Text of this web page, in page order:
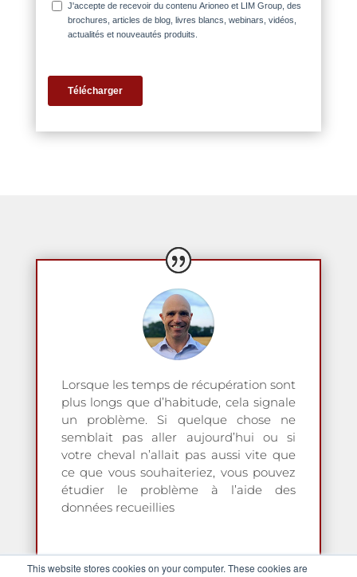
This website stores cookies on your computer. These cookies are
Lorsque les temps de récupération sont
plus longs que d’habitude, cela signale
un problème. Si quelque chose ne
semblait pas aller aujourd’hui ou si
votre cheval n’allait pas aussi vite que
ce que vous souhaiteriez, vous pouvez
étudier le problème à l’aide des
données recueillies
Seamus Durack